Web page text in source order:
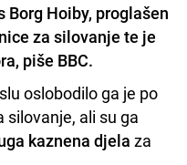
Hoiby, proglašen
za silovanje te je
piše BBC.
oslobodilo ga je po
ali su ga
kaznena djela za